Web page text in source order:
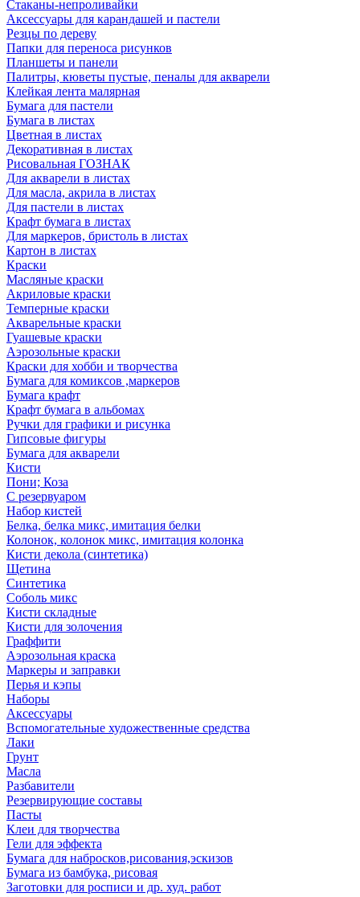
Стаканы-непроливайки
Аксессуары для карандашей и пастели
Резцы по дереву
Папки для переноса рисунков
Планшеты и панели
Палитры, кюветы пустые, пеналы для акварели
Клейкая лента малярная
Бумага для пастели
Бумага в листах
Цветная в листах
Декоративная в листах
Рисовальная ГОЗНАК
Для акварели в листах
Для масла, акрила в листах
Для пастели в листах
Крафт бумага в листах
Для маркеров, бристоль в листах
Картон в листах
Краски
Масляные краски
Акриловые краски
Темперные краски
Акварельные краски
Гуашевые краски
Аэрозольные краски
Краски для хобби и творчества
Бумага для комиксов ,маркеров
Бумага крафт
Крафт бумага в альбомах
Ручки для графики и рисунка
Гипсовые фигуры
Бумага для акварели
Кисти
Пони; Коза
С резервуаром
Набор кистей
Белка, белка микс, имитация белки
Колонок, колонок микс, имитация колонка
Кисти декола (синтетика)
Щетина
Синтетика
Соболь микс
Кисти складные
Кисти для золочения
Граффити
Аэрозольная краска
Маркеры и заправки
Перья и кэпы
Наборы
Аксессуары
Вспомогательные художественные средства
Лаки
Грунт
Масла
Разбавители
Резервирующие составы
Пасты
Клеи для творчества
Гели для эффекта
Бумага для набросков,рисования,эскизов
Бумага из бамбука, рисовая
Заготовки для росписи и др. худ. работ